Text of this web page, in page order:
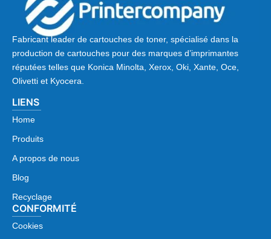
Fabricant leader de cartouches de toner, spécialisé dans la
production de cartouches pour des marques d’imprimantes
réputées telles que Konica Minolta, Xerox, Oki, Xante, Oce,
Olivetti et Kyocera.
LIENS
Home
Produits
A propos de nous
Blog
Recyclage
CONFORMITÉ
Cookies